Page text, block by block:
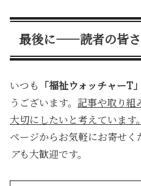
最後に——読者の皆
いつも 「福祉ウォッチャーT」
うございます。 記事や取り組
大切にしたいと考えています。
ページからお気軽にお寄せく
アも大歓迎です。